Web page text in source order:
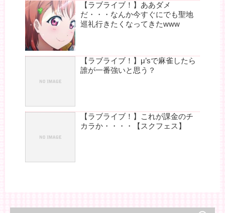
【ラブライブ！】ああダメ
だ・・・なんか今すぐにでも聖地
巡礼行きたくなってきたwww
【ラブライブ！】μ’sで麻雀したら
誰が一番強いと思う？
【ラブライブ！】これが課金のチ
カラか・・・・【スクフェス】